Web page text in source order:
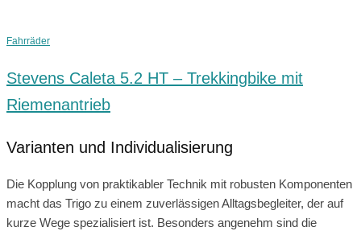
Fahrräder
Stevens Caleta 5.2 HT – Trekkingbike mit
Riemenantrieb
Varianten und Individualisierung
Die Kopplung von praktikabler Technik mit robusten Komponenten
macht das Trigo zu einem zuverlässigen Alltagsbegleiter, der auf
kurze Wege spezialisiert ist. Besonders angenehm sind die